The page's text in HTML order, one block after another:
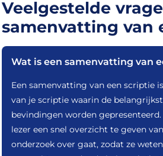
Veelgestelde
samenvatting van
Wat is een samenvatting van
Een samenvatting van een scriptie
van je scriptie waarin de
bevindingen worden
lezer een snel overzicht te geven
onderzoek over gaat, zodat ze